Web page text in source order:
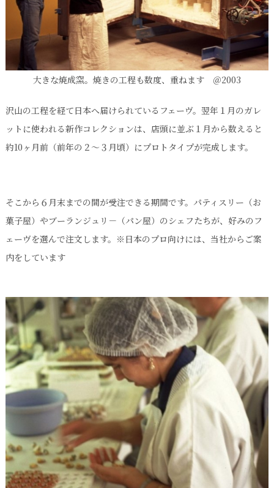
大きな焼成窯。焼きの工程も数度、重ねます ＠2003
沢山の工程を経て日本へ届けられているフェーヴ。翌年１月のガレ
ットに使われる新作コレクションは、店頭に並ぶ１月から数えると
約10ヶ月前（前年の２～３月頃）にプロトタイプが完成します。
そこから６月末までの間が受注できる期間です。パティスリー（お
菓子屋）やブーランジュリ－（パン屋）のシェフたちが、好みのフ
ェーヴを選んで注文します。※日本のプロ向けには、当社からご案
内をしています